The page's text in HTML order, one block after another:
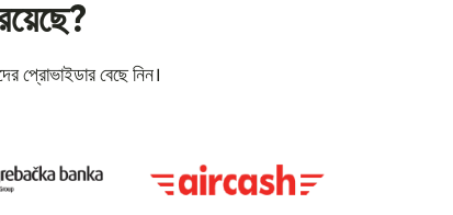
প্রোভাইডার বেছে নিন।